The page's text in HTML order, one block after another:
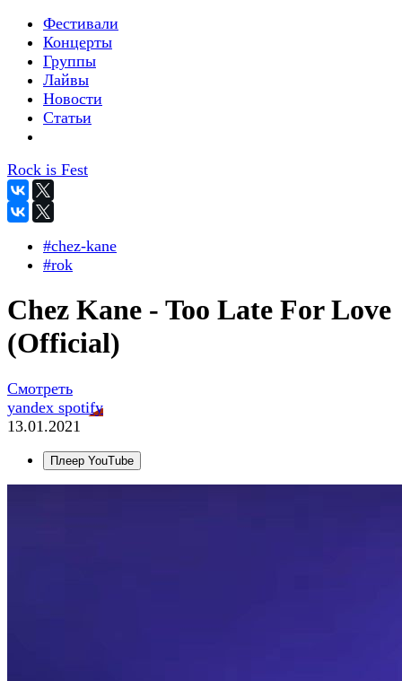
Фестивали
Концерты
Группы
Лайвы
Новости
Статьи
Rock is Fest
#chez-kane
#rok
Chez Kane - Too Late For Love
(Official)
Смотреть
yandex spotify
13.01.2021
Плеер YouTube